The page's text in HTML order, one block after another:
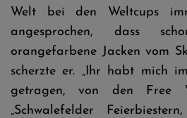
Welt bei den Weltcups
angesprochen, dass
orangefarbene Jacken vom
scherzte er. „Ihr habt mich
getragen, von den
„Schwalefelder